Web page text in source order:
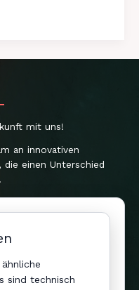
mit uns!
an innovativen
einen Unterschied
sind technisch